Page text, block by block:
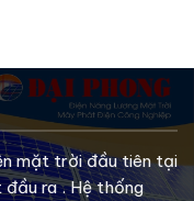
mặt trời đầu tiên tại
ra . Hệ thống